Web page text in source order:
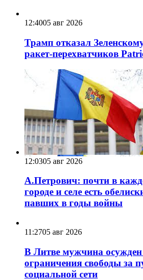
12:4005 авг 2026
Трамп отказал
ракет-перехватчиков
12:0305 авг 2026
А.Петрович: почти в
городе и селе есть
павших в годы войны
11:2705 авг 2026
В Литве мужчина осужден
ограничения свободы за
социальной сети